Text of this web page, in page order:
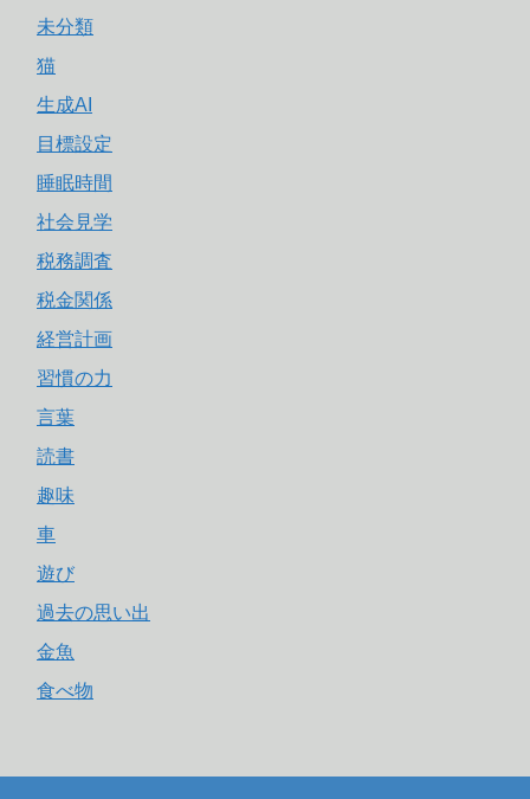
未分類
猫
生成AI
目標設定
睡眠時間
社会見学
税務調査
税金関係
経営計画
習慣の力
言葉
読書
趣味
車
遊び
過去の思い出
金魚
食べ物